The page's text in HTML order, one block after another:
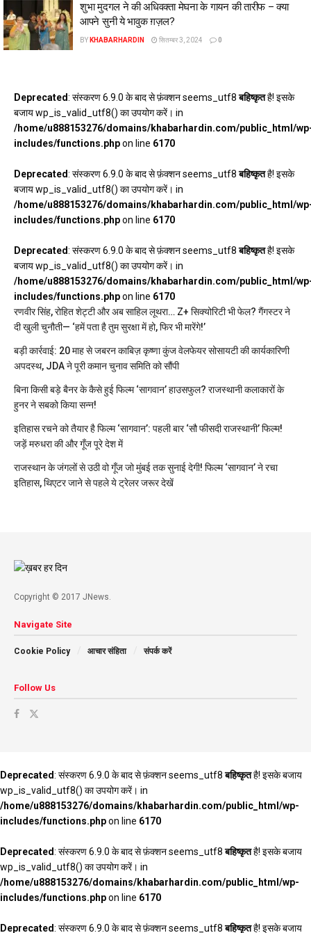
शुभा मुदगल ने की अधिवक्ता मेघना के गायन की तारीफ – क्या
आपने सुनी ये भावुक ग़ज़ल?
BY KHABARHARDIN सितम्बर 3, 2024 0
Deprecated: संस्करण 6.9.0 के बाद से फ़ंक्शन seems_utf8बहिष्कृतहै! इसके
बजाय wp_is_valid_utf8() का उपयोग करें। in
/home/u888153276/domains/khabarhardin.com/public_html/
includes/functions.phpon line 6170
Deprecated: संस्करण 6.9.0 के बाद से फ़ंक्शन seems_utf8बहिष्कृतहै! इसके
बजाय wp_is_valid_utf8() का उपयोग करें। in
/home/u888153276/domains/khabarhardin.com/public_html/
includes/functions.phpon line 6170
Deprecated: संस्करण 6.9.0 के बाद से फ़ंक्शन seems_utf8बहिष्कृतहै! इसके
बजाय wp_is_valid_utf8() का उपयोग करें। in
/home/u888153276/domains/khabarhardin.com/public_html/
includes/functions.phpon line 6170
रणवीर सिंह, रोहित शेट्टी और अब साहिल लूथरा… Z+ सिक्योरिटी भी फेल? गैंगस्टर ने
दी खुली चुनौती— ‘हमें पता है तुम सुरक्षा में हो, फिर भी मारेंगे!’
बड़ी कार्रवाई: 20 माह से जबरन काबिज़ कृष्णा कुंज वेलफेयर सोसायटी की कार्यकारिणी
अपदस्थ, JDA ने पूरी कमान चुनाव समिति को सौंपी
बिना किसी बड़े बैनर के कैसे हुई फिल्म ‘सागवान’ हाउसफुल? राजस्थानी कलाकारों के
हुनर ने सबको किया सन्न!
इतिहास रचने को तैयार है फिल्म ‘सागवान’: पहली बार ‘सौ फीसदी राजस्थानी’ फिल्म!
जड़ें मरुधरा की और गूँज पूरे देश में
राजस्थान के जंगलों से उठी वो गूँज जो मुंबई तक सुनाई देगी! फिल्म ‘सागवान’ ने रचा
इतिहास, थिएटर जाने से पहले ये ट्रेलर जरूर देखें
Copyright © 2017 JNews.
Navigate Site
Cookie Policy आचार संहिता संपर्क करें
Follow Us
Deprecated: संस्करण 6.9.0 के बाद से फ़ंक्शन seems_utf8बहिष्कृतहै! इसके बजाय
wp_is_valid_utf8() का उपयोग करें। in
/home/u888153276/domains/khabarhardin.com/public_html/wp-
includes/functions.phpon line 6170
Deprecated: संस्करण 6.9.0 के बाद से फ़ंक्शन seems_utf8बहिष्कृतहै! इसके बजाय
wp_is_valid_utf8() का उपयोग करें। in
/home/u888153276/domains/khabarhardin.com/public_html/wp-
includes/functions.phpon line 6170
Deprecated: संस्करण 6.9.0 के बाद से फ़ंक्शन seems_utf8बहिष्कृतहै! इसके बजाय